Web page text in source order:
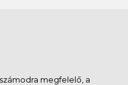
megfelelő, a